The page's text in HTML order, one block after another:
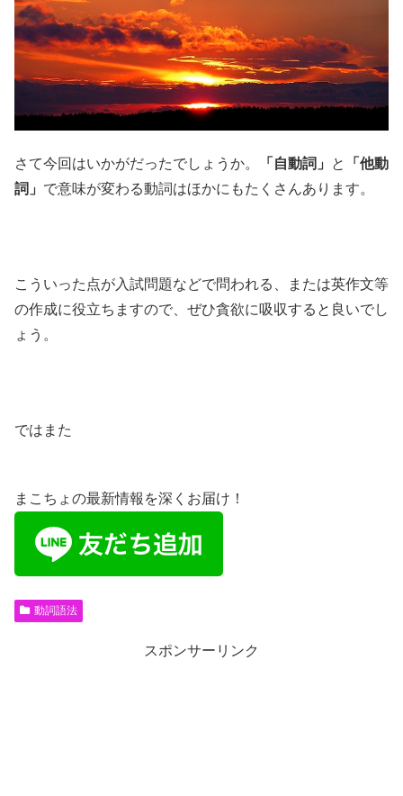
さて今回はいかがだったでしょうか。 「自動詞」 と
「他動
詞」 で意味が変わる動詞はほかにもたくさんあります。
こういった点が入試問題などで問われる、または英作文等
の作成に役立ちますので、ぜひ貪欲に吸収すると良いでし
ょう。
ではまた
まこちょの最新情報を深くお届け！
動詞語法
スポンサーリンク